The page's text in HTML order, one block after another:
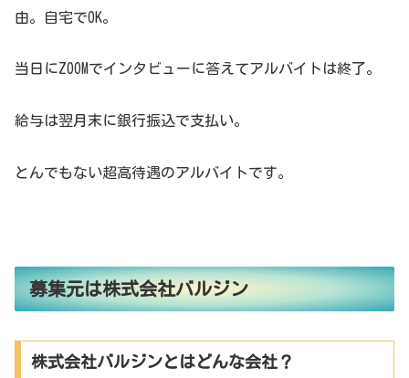
由。自宅でOK。
当日にZOOMでインタビューに答えてアルバイトは終了。
給与は翌月末に銀行振込で支払い。
とんでもない超高待遇のアルバイトです。
募集元は株式会社バルジン
株式会社バルジンとはどんな会社？